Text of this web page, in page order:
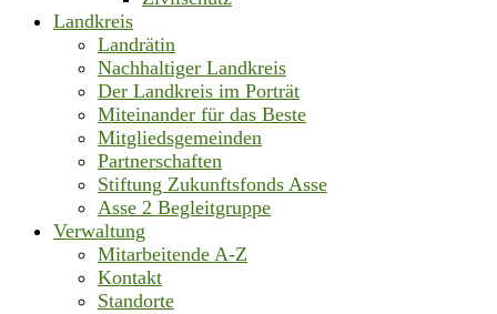
Landkreis
Landrätin
Nachhaltiger Landkreis
Der Landkreis im Porträt
Miteinander für das Beste
Mitgliedsgemeinden
Partnerschaften
Stiftung Zukunftsfonds Asse
Asse 2 Begleitgruppe
Verwaltung
Mitarbeitende A-Z
Kontakt
Standorte